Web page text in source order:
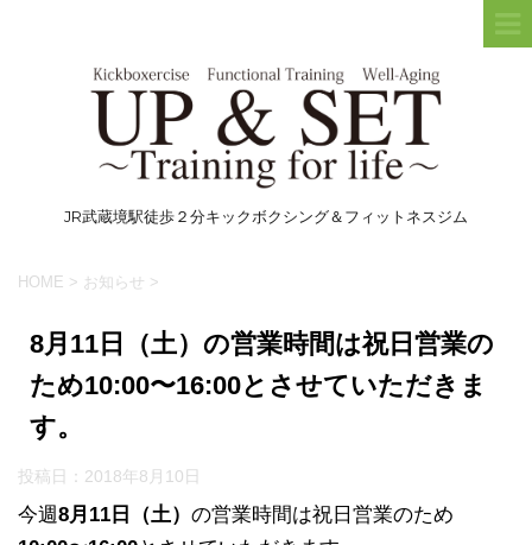
JR武蔵境駅徒歩２分キックボクシング＆フィットネスジム
HOME > お知らせ >
8月11日（土）の営業時間は祝日営業の
ため10:00〜16:00とさせていただきま
す。
投稿日： 2018年8月10日
今週8月11日（土） の営業時間は祝日営業のため